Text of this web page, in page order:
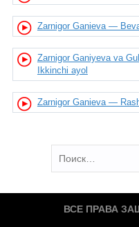
Zarnigor Ganieva —
Zarnigor Ganiyeva va
Ikkinchi ayol
Zarnigor Ganieva —
ВСЕ ПРАВА